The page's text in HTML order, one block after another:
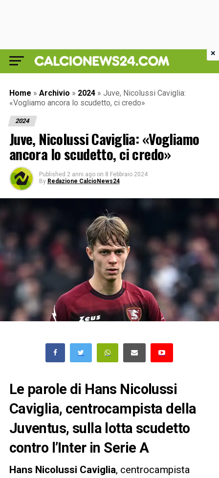
Home » Archivio » 2024 » Juve, Nicolussi Caviglia:
«Vogliamo ancora lo scudetto, ci credo»
2024
Juve, Nicolussi Caviglia: «Vogliamo
ancora lo scudetto, ci credo»
Published 2 anni ago on 8 Febbraio 2024
By Redazione CalcioNews24
Le parole di Hans Nicolussi
Caviglia, centrocampista della
Juventus, sulla lotta scudetto
contro l’Inter in Serie A
Hans Nicolussi Caviglia, centrocampista
×